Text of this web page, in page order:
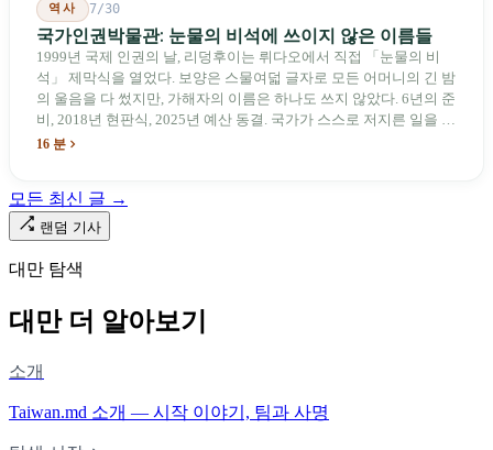
역사 7/30
국가인권박물관: 눈물의 비석에 쓰이지 않은 이름들
1999년 국제 인권의 날, 리덩후이는 뤼다오에서 직접 「눈물의 비
석」 제막식을 열었다. 보양은 스물여덟 글자로 모든 어머니의 긴 밤
의 울음을 다 썼지만, 가해자의 이름은 하나도 쓰지 않았다. 6년의 준
비, 2018년 현판식, 2025년 예산 동결. 국가가 스스로 저지른 일을 기
념하기 위해 스스로 세운 박물관. 계엄 해제 39년 동안 사법 재판을
16 분
모든 최신 글 →
랜덤 기사
대만 탐색
대만 더 알아보기
소개
Taiwan.md 소개 — 시작 이야기, 팀과 사명